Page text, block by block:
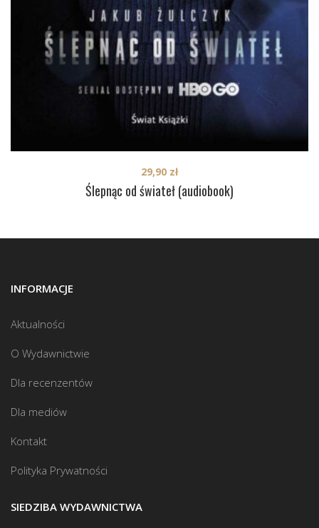
Ślepnąc od świateł (audiobook)
29,90 zł
INFORMACJE
Aktualności
O Wydawnictwie
Dla recenzentów
Dla mediów
Kontakt
Polityka Prywatności
SIEDZIBA WYDAWNICTWA